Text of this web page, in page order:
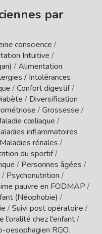
par
conscience /
Intuitive /
/Alimentation
/ Intolérances
/Confort digestif/
/ Diversification
/Grossesse /
cœliaque /
inflammatoires
Maladies rénales /
du sportif/
/ Personnes âgées /
/ Psychonutrition /
pauvre en FODMAP /
(Néophobie) /
/Suivi post opératoire /
l'oralité chez l'enfant/
RGO,